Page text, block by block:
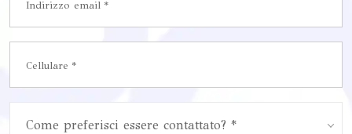
Come preferisci essere contattato? *